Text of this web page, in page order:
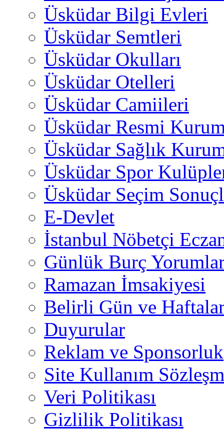
Üsküdar Bilgi Evleri
Üsküdar Semtleri
Üsküdar Okulları
Üsküdar Otelleri
Üsküdar Camiileri
Üsküdar Resmi
Üsküdar Sağlık
Üsküdar Spor
Üsküdar Seçim
E-Devlet
İstanbul Nöbetçi
Günlük Burç
Ramazan İmsakiyesi
Belirli Gün ve
Duyurular
Reklam ve Sponsorluk
Site Kullanım
Veri Politikası
Gizlilik Politikası